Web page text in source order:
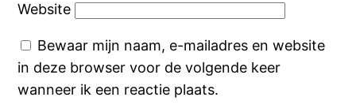
Website
Bewaar mijn naam, e-mailadres en website
in deze browser voor de volgende keer
wanneer ik een reactie plaats.